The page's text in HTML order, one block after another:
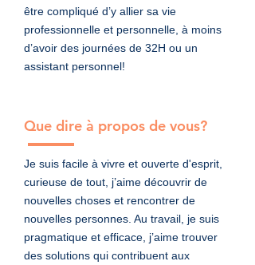
être compliqué d’y allier sa vie
professionnelle et personnelle, à moins
d’avoir des journées de 32H ou un
assistant personnel!
Que dire à propos de vous?
Je suis facile à vivre et ouverte d'esprit,
curieuse de tout, j’aime découvrir de
nouvelles choses et rencontrer de
nouvelles personnes. Au travail, je suis
pragmatique et efficace, j’aime trouver
des solutions qui contribuent aux